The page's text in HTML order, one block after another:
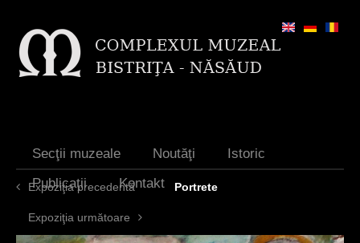
Secţii muzeale Noutăţi
Istoric
Publicaţii
Kontakt
Expoziţia precedentă Portrete
Expoziţia următoare